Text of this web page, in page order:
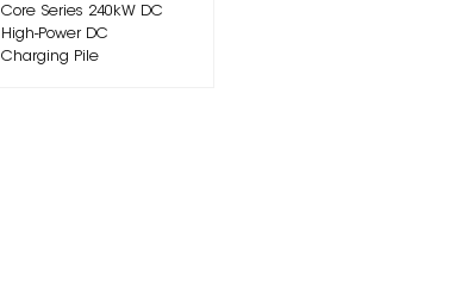
Core Series 240kW DC
High-Power DC
Charging Pile